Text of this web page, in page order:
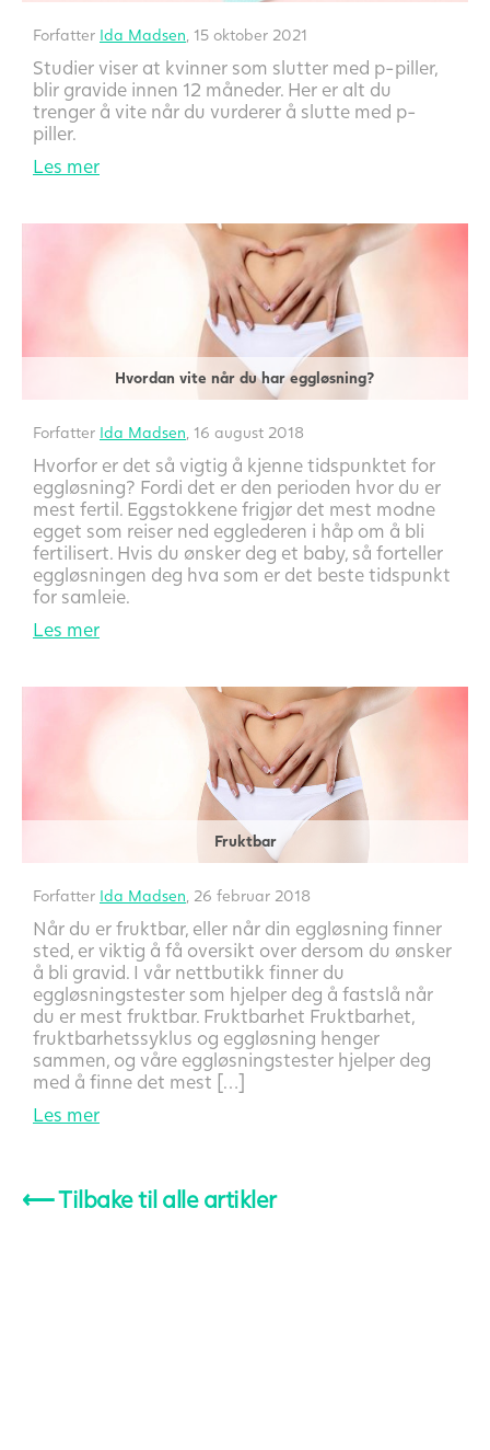
Forfatter Ida Madsen , 15 oktober 2021
Studier viser at kvinner som slutter med p-piller,
blir gravide innen 12 måneder. Her er alt du
trenger å vite når du vurderer å slutte med p-
piller.
Les mer
Hvordan vite når du har eggløsning?
Forfatter Ida Madsen , 16 august 2018
Hvorfor er det så vigtig å kjenne tidspunktet for
eggløsning? Fordi det er den perioden hvor du er
mest fertil. Eggstokkene frigjør det mest modne
egget som reiser ned egglederen i håp om å bli
fertilisert. Hvis du ønsker deg et baby, så forteller
eggløsningen deg hva som er det beste tidspunkt
for samleie.
Les mer
Fruktbar
Forfatter Ida Madsen , 26 februar 2018
Når du er fruktbar, eller når din eggløsning finner
sted, er viktig å få oversikt over dersom du ønsker
å bli gravid. I vår nettbutikk finner du
eggløsningstester som hjelper deg å fastslå når
du er mest fruktbar. Fruktbarhet Fruktbarhet,
fruktbarhetssyklus og eggløsning henger
sammen, og våre eggløsningstester hjelper deg
med å finne det mest […]
Les mer
⟵Tilbake til alle artikler